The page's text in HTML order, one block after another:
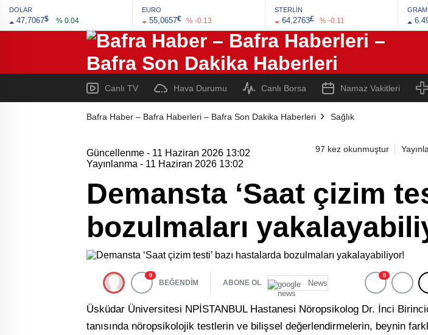
DOLAR
47,7067$ % 0.04
EURO
55,0657€ % -0.13
STERLİN
64,2763£ % -0.11
GRAM
Canlı TV Hava Durumu Canlı Borsa Namaz Vakitleri
Bafra Haber – Bafra Haberleri – Bafra Son Dakika Haberleri Sağlık
97 kez okunmuştur
Güncellenme - 11 Haziran 2026 13:02
Yayınlanma - 11 Haziran 2026 13:02
Demansta ‘Saat çizim
bozulmaları
0
BEĞENDİM ABONE OL News
0
Üsküdar Üniversitesi NPİSTANBUL Hastanesi Nöropsikolog Dr. İnci
tanısında nöropsikolojik testlerin ve bilişsel değerlendirmelerin, beynin